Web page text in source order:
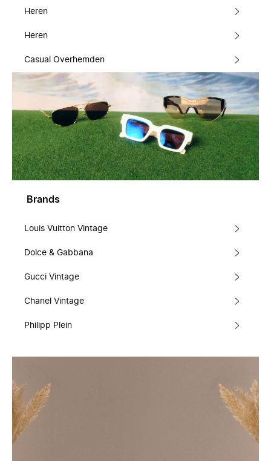
Heren
Heren
Casual Overhemden
Brands
Louis Vuitton Vintage
Dolce & Gabbana
Gucci Vintage
Chanel Vintage
Philipp Plein